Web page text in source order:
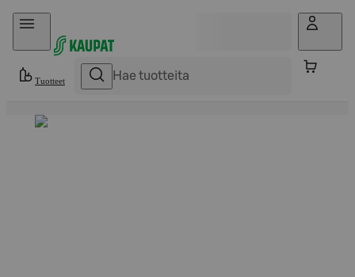
Hyppää sisältöön
Tuotteet